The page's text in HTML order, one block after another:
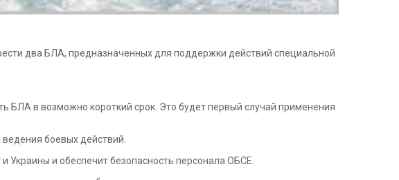
два БЛА, предназначенных для поддержки действий специальной
БЛА в возможно короткий срок. Это будет первый случай применения
боевых действий.
и обеспечит безопасность персонала ОБСЕ.